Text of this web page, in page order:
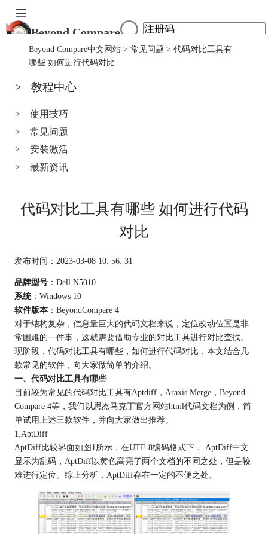
Beyond Compare
首页
服务中心
Beyond Compare中文网站> 常见问题 > 代码对比工具有
哪些 如何进行代码对比
> 教程中心
>
使用技巧
>
常见问题
>
安装激活
>
最新资讯
代码对比工具有哪些 如何进行代码
对比
发布时间：2023-03-08 10: 56: 31
品牌型号：Dell N5010
系统：Windows 10
软件版本：BeyondCompare 4
对于结构复杂，信息量巨大的代码文档来说，定位改动位置是非
常困难的一件事，这就需要借助专业的对比工具进行对比查找。
现阶段，代码对比工具有哪些，如何进行代码对比，本文结合几
款常见的软件，向大家做简单的介绍。
一、代码对比工具有哪些
目前较为常见的代码对比工具有Aptdiff，Araxis Merge，Beyond
Compare 4等，我们以思杰马克丁官方网站html代码文档为例，简
单试用上述三款软件，并向大家做出推荐。
1.AptDiff
AptDiff比较界面如图1所示，在UTF-8编码格式下， AptDiff中文
显示为乱码，AptDiff以黄色高亮了两个文档的不同之处，但是较
难进行定位。综上分析，AptDiff存在一定的不便之处。